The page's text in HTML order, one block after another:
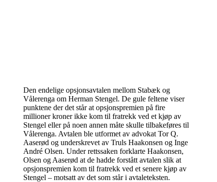
Den endelige opsjonsavtalen mellom Stabæk og
Vålerenga om Herman Stengel. De gule feltene viser
punktene der det står at opsjonspremien på fire
millioner kroner ikke kom til fratrekk ved et kjøp av
Stengel eller på noen annen måte skulle tilbakeføres til
Vålerenga. Avtalen ble utformet av advokat Tor Q.
Aaserød og underskrevet av Truls Haakonsen og Inge
André Olsen. Under rettssaken forklarte Haakonsen,
Olsen og Aaserød at de hadde forstått avtalen slik at
opsjonspremien kom til fratrekk ved et senere kjøp av
Stengel – motsatt av det som står i avtaleteksten.